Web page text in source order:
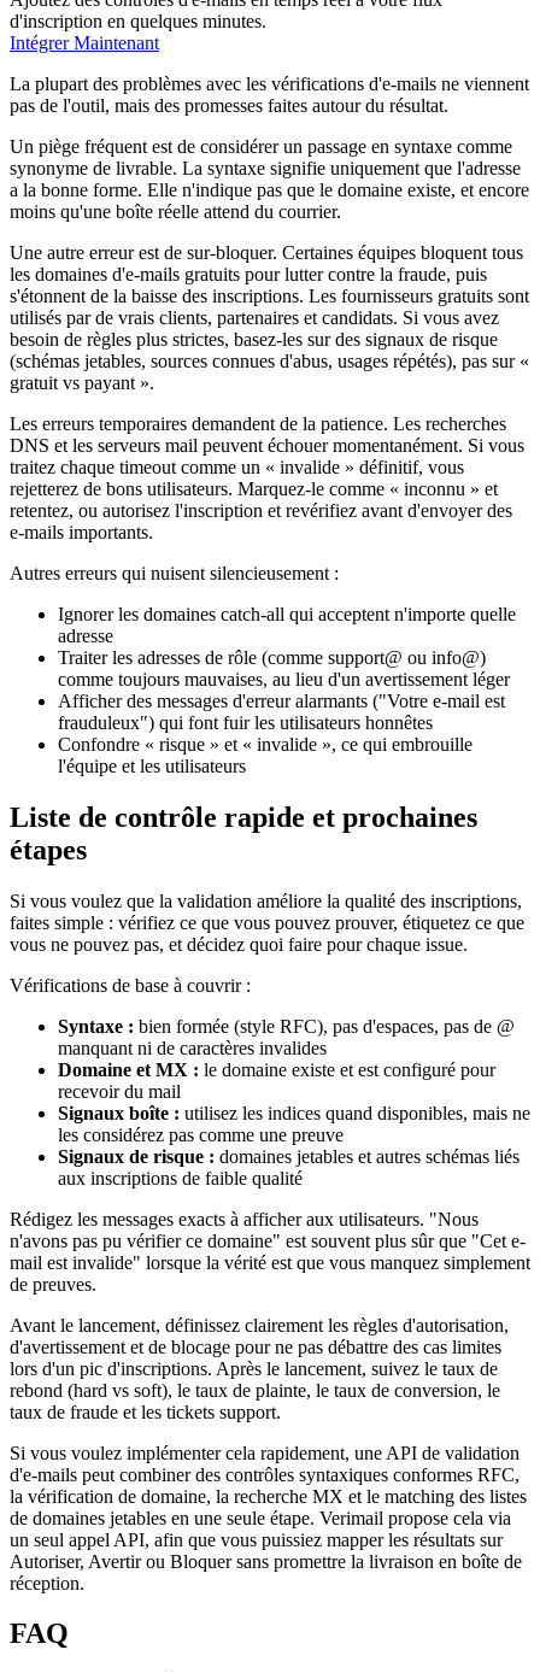
d'inscription en quelques minutes.
Intégrer Maintenant
La plupart des problèmes avec les vérifications d'e-mails ne viennent
pas de l'outil, mais des promesses faites autour du résultat.
Un piège fréquent est de considérer un passage en syntaxe comme
synonyme de livrable. La syntaxe signifie uniquement que l'adresse
a la bonne forme. Elle n'indique pas que le domaine existe, et encore
moins qu'une boîte réelle attend du courrier.
Une autre erreur est de sur-bloquer. Certaines équipes bloquent tous
les domaines d'e-mails gratuits pour lutter contre la fraude, puis
s'étonnent de la baisse des inscriptions. Les fournisseurs gratuits sont
utilisés par de vrais clients, partenaires et candidats. Si vous avez
besoin de règles plus strictes, basez-les sur des signaux de risque
(schémas jetables, sources connues d'abus, usages répétés), pas sur «
gratuit vs payant ».
Les erreurs temporaires demandent de la patience. Les recherches
DNS et les serveurs mail peuvent échouer momentanément. Si vous
traitez chaque timeout comme un « invalide » définitif, vous
rejetterez de bons utilisateurs. Marquez-le comme « inconnu » et
retentez, ou autorisez l'inscription et revérifiez avant d'envoyer des
e-mails importants.
Autres erreurs qui nuisent silencieusement :
Ignorer les domaines catch-all qui acceptent n'importe quelle
adresse
Traiter les adresses de rôle (comme support@ ou info@)
comme toujours mauvaises, au lieu d'un avertissement léger
Afficher des messages d'erreur alarmants ("Votre e-mail est
frauduleux") qui font fuir les utilisateurs honnêtes
Confondre « risque » et « invalide », ce qui embrouille
l'équipe et les utilisateurs
Liste de contrôle rapide et prochaines
étapes
Si vous voulez que la validation améliore la qualité des inscriptions,
faites simple : vérifiez ce que vous pouvez prouver, étiquetez ce que
vous ne pouvez pas, et décidez quoi faire pour chaque issue.
Vérifications de base à couvrir :
Syntaxe : bien formée (style RFC), pas d'espaces, pas de @
manquant ni de caractères invalides
Domaine et MX : le domaine existe et est configuré pour
recevoir du mail
Signaux boîte : utilisez les indices quand disponibles, mais ne
les considérez pas comme une preuve
Signaux de risque : domaines jetables et autres schémas liés
aux inscriptions de faible qualité
Rédigez les messages exacts à afficher aux utilisateurs. "Nous
n'avons pas pu vérifier ce domaine" est souvent plus sûr que "Cet e-
mail est invalide" lorsque la vérité est que vous manquez simplement
de preuves.
Avant le lancement, définissez clairement les règles d'autorisation,
d'avertissement et de blocage pour ne pas débattre des cas limites
lors d'un pic d'inscriptions. Après le lancement, suivez le taux de
rebond (hard vs soft), le taux de plainte, le taux de conversion, le
taux de fraude et les tickets support.
Si vous voulez implémenter cela rapidement, une API de validation
d'e-mails peut combiner des contrôles syntaxiques conformes RFC,
la vérification de domaine, la recherche MX et le matching des listes
de domaines jetables en une seule étape. Verimail propose cela via
un seul appel API, afin que vous puissiez mapper les résultats sur
Autoriser, Avertir ou Bloquer sans promettre la livraison en boîte de
réception.
FAQ